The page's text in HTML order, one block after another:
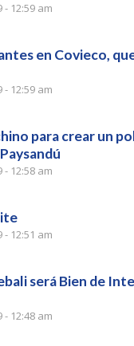
- 12:59 am
en Covieco,
- 12:59 am
para crear un
- 12:58 am
- 12:51 am
será Bien de
- 12:48 am